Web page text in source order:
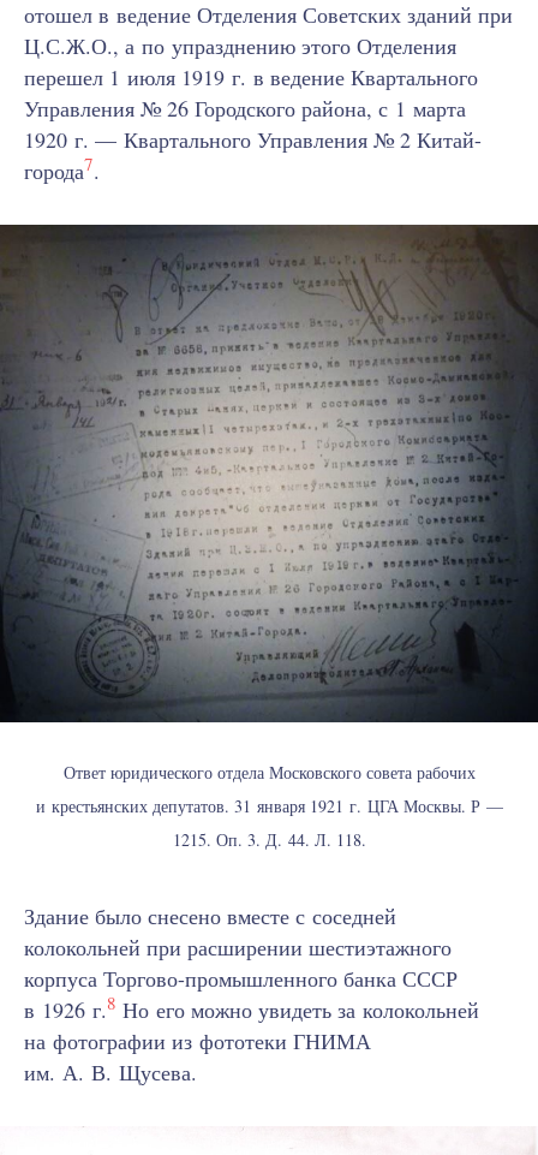
отошел в ведение Отделения Советских зданий при
Ц.С.Ж.О., а по упразднению этого Отделения
перешел 1 июля 1919 г. в ведение Квартального
Управления № 26 Городского района, с 1 марта
1920 г. — Квартального Управления № 2 Китай-
города7.
Ответ юридического отдела Московского совета рабочих
и крестьянских депутатов. 31 января 1921 г. ЦГА Москвы. Р —
1215. Оп. 3. Д. 44. Л. 118.
Здание было снесено вместе с соседней
колокольней при расширении шестиэтажного
корпуса Торгово-промышленного банка СССР
в 1926 г.8 Но его можно увидеть за колокольней
на фотографии из фототеки ГНИМА
им. А. В. Щусева.